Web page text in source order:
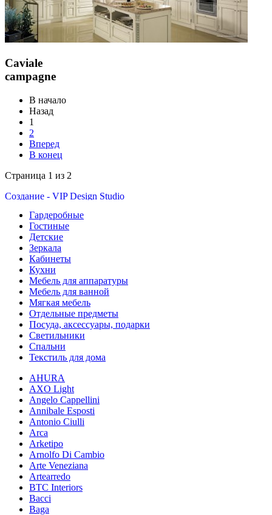
Caviale
campagne
В начало
Назад
1
2
Вперед
В конец
Страница 1 из 2
Создание - VIP Design Studio
8(900)201-90-13|vipstudia@antey-e.ru
Гардеробные
Гостиные
Детские
Зеркала
Кабинеты
Кухни
Мебель для аппаратуры
Мебель для ванной
Мягкая мебель
Отдельные предметы
Посуда, аксессуары, подарки
Светильники
Спальни
Текстиль для дома
AHURA
AXO Light
Angelo Cappellini
Annibale Esposti
Antonio Ciulli
Arca
Arketipo
Arnolfo Di Cambio
Arte Veneziana
Artearredo
BTC Interiors
Bacci
Baga